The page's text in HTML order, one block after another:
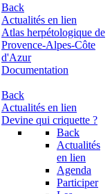
Back
Actualités en lien
Atlas herpétologique de
Provence-Alpes-Côte
d'Azur
Documentation
Back
Actualités en lien
Devine qui criquette ?
Back
Actualités
en lien
Agenda
Participer